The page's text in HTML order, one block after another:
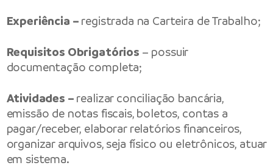
Experiência – registrada na Carteira de Trabalho;
Requisitos Obrigatórios – possuir
documentação completa;
Atividades – realizar conciliação bancária,
emissão de notas fiscais, boletos, contas a
pagar/receber, elaborar relatórios financeiros,
organizar arquivos, seja físico ou eletrônicos, atuar
em sistema.